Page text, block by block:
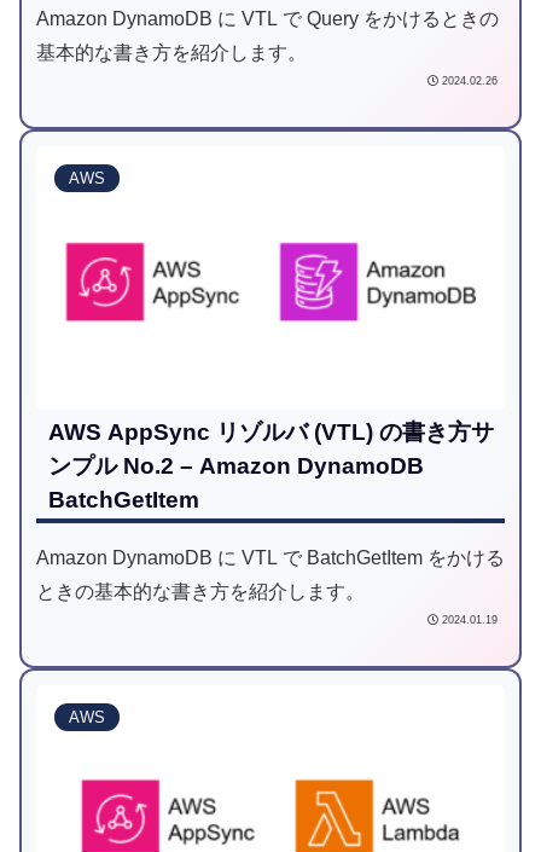
Amazon DynamoDB に VTL で Query をかけるときの
基本的な書き方を紹介します。
2024.02.26
AWS
AWS AppSync リゾルバ (VTL) の書き方サ
ンプル No.2 – Amazon DynamoDB
BatchGetItem
Amazon DynamoDB に VTL で BatchGetItem をかける
ときの基本的な書き方を紹介します。
2024.01.19
AWS